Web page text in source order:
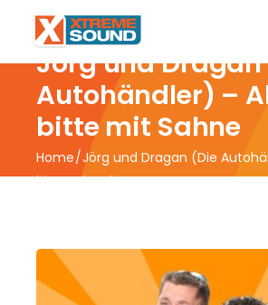
Jörg und Dragan
Autohändler) –
bitte mit Sahne
Home Jörg und Dragan (Die
bitte mit Sahne